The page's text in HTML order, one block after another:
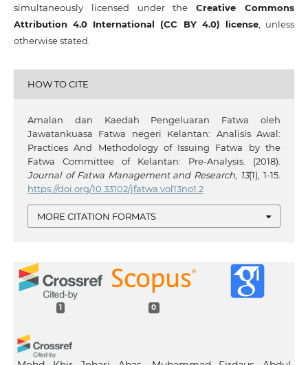
simultaneously licensed under theCreative Commons
Attribution 4.0 International (CC BY 4.0) license, unless
otherwise stated.
HOW TO CITE
Amalan dan Kaedah Pengeluaran Fatwa oleh
Jawatankuasa Fatwa negeri Kelantan: Analisis Awal:
Practices And Methodology of Issuing Fatwa by the
Fatwa Committee of Kelantan: Pre-Analysis. (2018).
Journal of Fatwa Management and Research
13(1), 1-15.
https://doi.org/10.33102/jfatwa.vol13no1.2
MORE CITATION FORMATS
1 0